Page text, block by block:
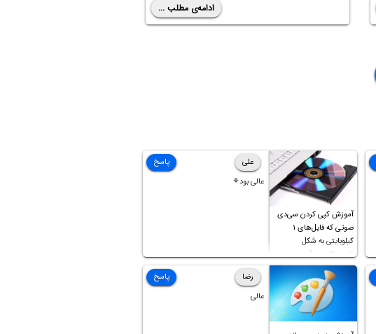
ادامه‌ی مطلب ...
آموزش کپی کردن سی‌دی
صوتی که فایل‌های ۱
کیلوبایتی به شکل
شورت‌کات در آن موجود
است!
علی
عالی بود⚘
پاسخ
رضا
عالی
پاسخ